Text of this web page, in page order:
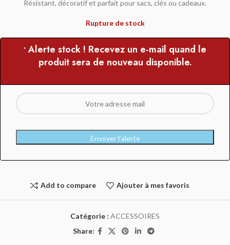
Résistant, décoratif et parfait pour sacs, clés ou cadeaux.
Rupture de stock
• Alerte stock ! Recevez un e-mail quand le
produit sera de nouveau disponible.
Envoyer l’alerte
Add to compare Ajouter à mes favoris
Catégorie : ACCESSOIRES
Share: